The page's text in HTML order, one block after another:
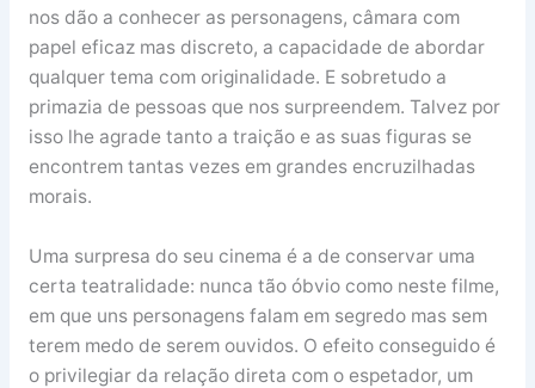
nos dão a conhecer as personagens, câmara com
papel eficaz mas discreto, a capacidade de abordar
qualquer tema com originalidade. E sobretudo a
primazia de pessoas que nos surpreendem. Talvez por
isso lhe agrade tanto a traição e as suas figuras se
encontrem tantas vezes em grandes encruzilhadas
morais.
Uma surpresa do seu cinema é a de conservar uma
certa teatralidade: nunca tão óbvio como neste filme,
em que uns personagens falam em segredo mas sem
terem medo de serem ouvidos. O efeito conseguido é
o privilegiar da relação direta com o espetador, um